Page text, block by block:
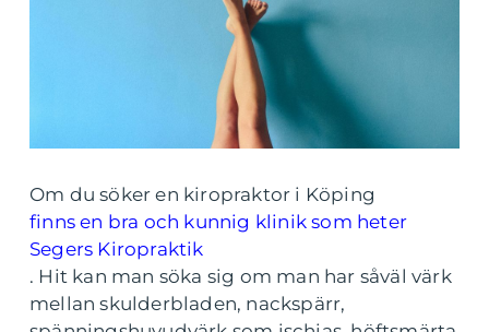
Om du söker en kiropraktor i Köping
finns en bra och kunnig klinik som heter
Segers Kiropraktik
. Hit kan man söka sig om man har såväl värk
mellan skulderbladen, nackspärr,